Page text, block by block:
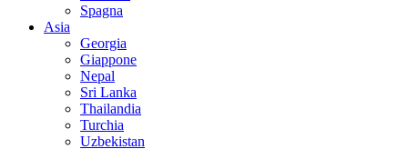
Spagna
Asia
Georgia
Giappone
Nepal
Sri Lanka
Thailandia
Turchia
Uzbekistan